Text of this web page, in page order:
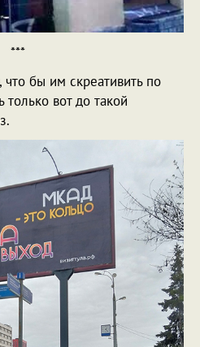
***
бы им скреативить по
вот до такой